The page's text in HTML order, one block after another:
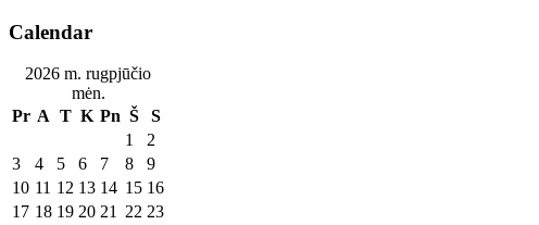
Calendar
2026 m. rugpjūčio
mėn.
Pr A T K Pn Š
S
1
2
3
4 5 6 7 8
9
10 11 12 13 14 15 16
17 18 19 20 21 22 23